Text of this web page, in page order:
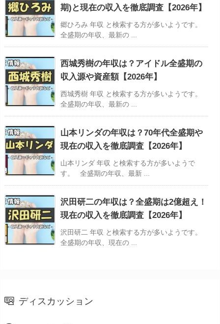
期)と現在の収入を徹底調査【2026年】
郷ひろみ 年収 と検索する方が多いようです。
全盛期の年収、最新の ...
西城秀樹の年収は？アイドル全盛期の
収入源や資産額【2026年】
西城秀樹 年収 と検索する方が多いようです。
全盛期の年収、最新の ...
山本リンダの年収は？70年代全盛期や
現在の収入を徹底調査【2026年】
山本リンダ 年収 と検索する方が多いようで
す。 全盛期の年収、最新 ...
沢田研二の年収は？全盛期は2億超え！
現在の収入を徹底調査【2026年】
沢田研二 年収 と検索する方が多いようです。
全盛期の年収、現在の ...
ディスカッション